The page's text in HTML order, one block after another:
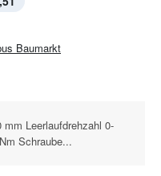
Baumarkt
Leerlaufdrehzahl 0-
Schraube...